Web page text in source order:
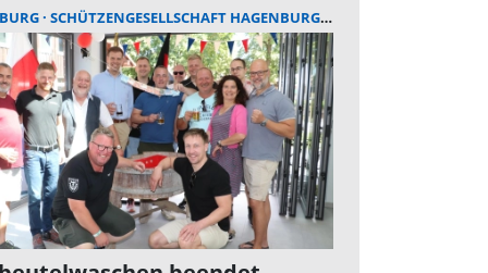
SCHÜTZENGESELLSCHAFT HAGENBURG SCHÜTZENFEST